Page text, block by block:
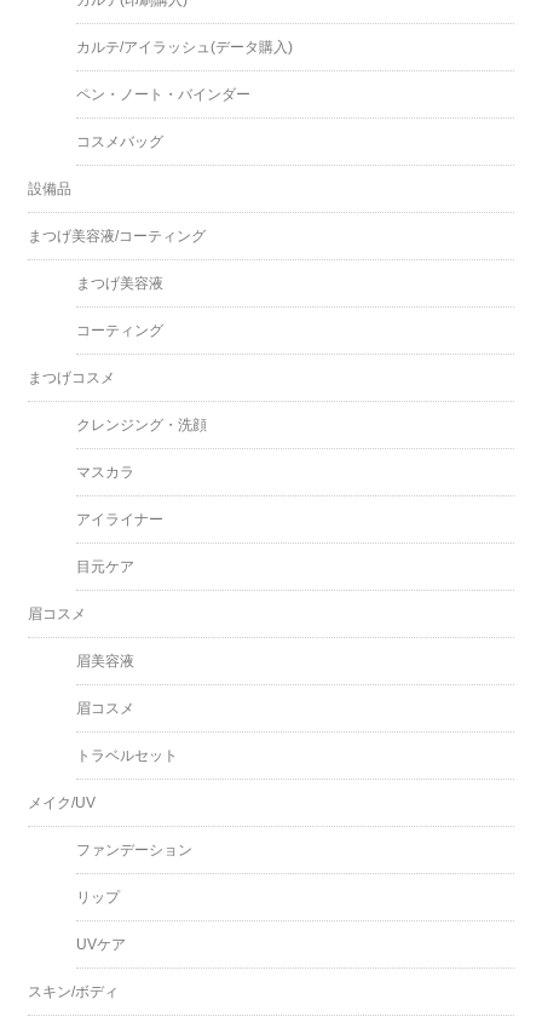
カルテ/アイラッシュ(データ購入)
ペン・ノート・バインダー
コスメバッグ
設備品
まつげ美容液/コーティング
まつげ美容液
コーティング
まつげコスメ
クレンジング・洗顔
マスカラ
アイライナー
目元ケア
眉コスメ
眉美容液
眉コスメ
トラベルセット
メイク/UV
ファンデーション
リップ
UVケア
スキン/ボディ